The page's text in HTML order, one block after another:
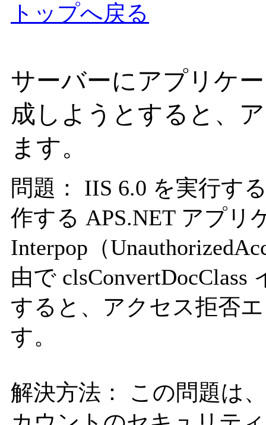
トップへ戻る
サーバーにアプリケ
成しようとすると、
ます。
問題： IIS 6.0 を実行す
作する APS.NET アプリ
Interpop（
由で
すると、アクセス拒否
す。
解決方法： この問題は